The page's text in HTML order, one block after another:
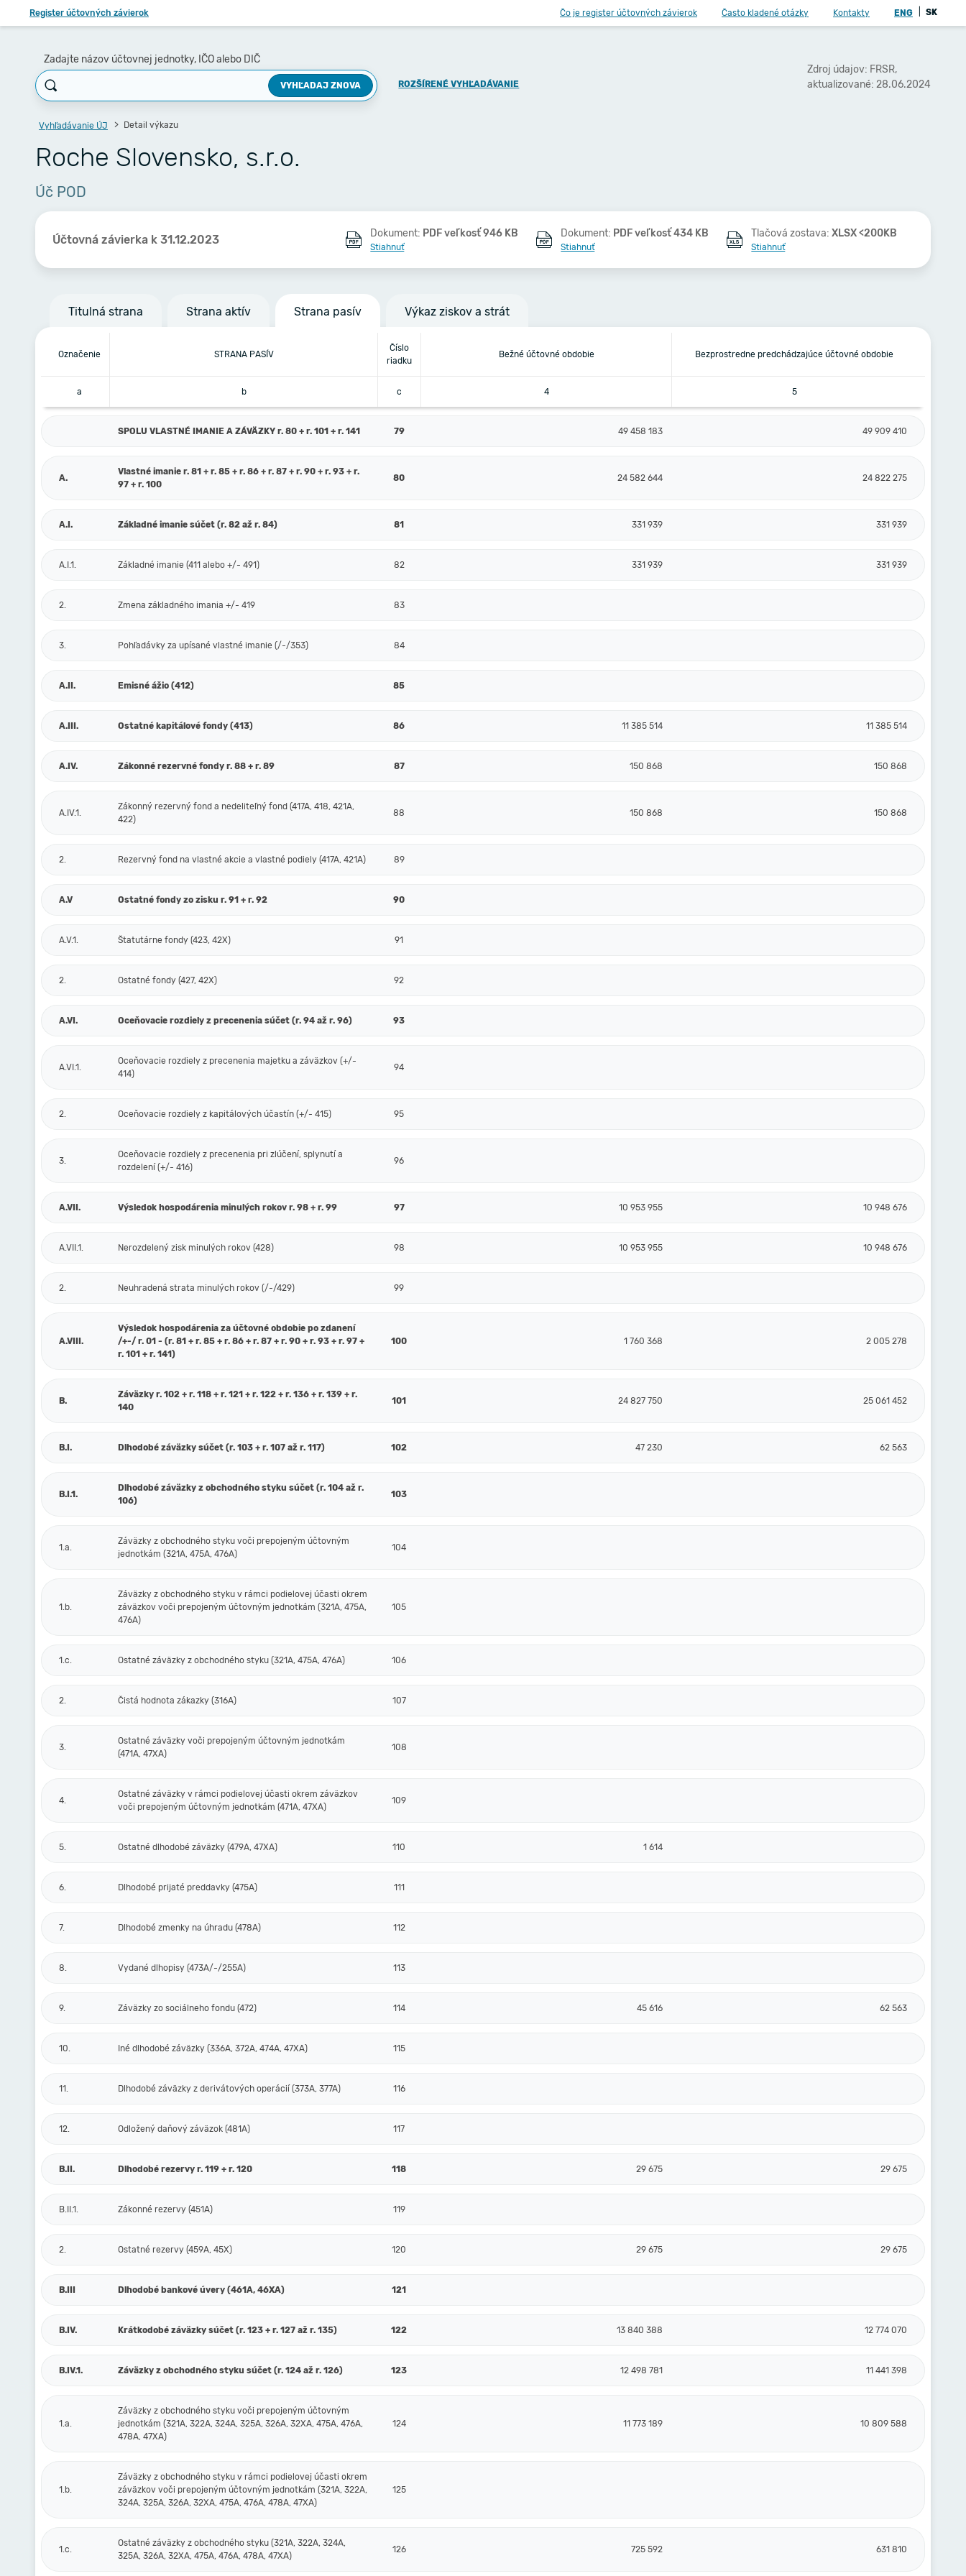
Register účtovných závierok Čo je register účtovných závierok Často kladené otázky Kontakty ENG SK
Zadajte názov účtovnej jednotky, IČO alebo DIČ
VYHĽADAJ ZNOVA ROZŠÍRENÉ VYHĽADÁVANIE
Zdroj údajov: FRSR,
aktualizované: 28.06.2024
Vyhľadávanie ÚJ Detail výkazu
Roche Slovensko, s.r.o.
Úč POD
Účtovná závierka k 31.12.2023 Dokument: PDF veľkosť 946 KB
Stiahnuť
Dokument: PDF veľkosť 434 KB
Stiahnuť
Tlačová zostava:XLSX <200KB
Stiahnuť
Titulná strana Strana aktív Strana pasív Výkaz ziskov a strát
Označenie STRANA PASÍV
Číslo
riadku
Bežné účtovné obdobie Bezprostredne predchádzajúce účtovné obdobie
a b c 4 5
SPOLU VLASTNÉ IMANIE A ZÁVÄZKY r. 80 + r. 101 + r. 141 79 49 458 183 49 909 410
A.
Vlastné imanie r. 81 + r. 85 + r. 86 + r. 87 + r. 90 + r. 93 + r.
97 + r. 100
80 24 582 644 24 822 275
A.I. Základné imanie súčet (r. 82 až r. 84) 81 331 939 331 939
A.I.1. Základné imanie (411 alebo +/- 491) 82 331 939 331 939
2. Zmena základného imania +/- 419 83
3. Pohľadávky za upísané vlastné imanie (/-/353) 84
A.II. Emisné ážio (412) 85
A.III. Ostatné kapitálové fondy (413) 86 11 385 514 11 385 514
A.IV. Zákonné rezervné fondy r. 88 + r. 89 87 150 868 150 868
A.IV.1.
Zákonný rezervný fond a nedeliteľný fond (417A, 418, 421A,
422)
88 150 868 150 868
2. Rezervný fond na vlastné akcie a vlastné podiely (417A, 421A) 89
A.V Ostatné fondy zo zisku r. 91 + r. 92 90
A.V.1. Štatutárne fondy (423, 42X) 91
2. Ostatné fondy (427, 42X) 92
A.VI. Oceňovacie rozdiely z precenenia súčet (r. 94 až r. 96) 93
A.VI.1.
Oceňovacie rozdiely z precenenia majetku a záväzkov (+/-
414)
94
2. Oceňovacie rozdiely z kapitálových účastín (+/- 415) 95
3.
Oceňovacie rozdiely z precenenia pri zlúčení, splynutí a
rozdelení (+/- 416)
96
A.VII. Výsledok hospodárenia minulých rokov r. 98 + r. 99 97 10 953 955 10 948 676
A.VII.1. Nerozdelený zisk minulých rokov (428) 98 10 953 955 10 948 676
2. Neuhradená strata minulých rokov (/-/429) 99
A.VIII.
Výsledok hospodárenia za účtovné obdobie po zdanení
/+-/ r. 01 - (r. 81 + r. 85 + r. 86 + r. 87 + r. 90 + r. 93 + r. 97 +
r. 101 + r. 141)
100 1 760 368 2 005 278
B.
Záväzky r. 102 + r. 118 + r. 121 + r. 122 + r. 136 + r. 139 + r.
140
101 24 827 750 25 061 452
B.I. Dlhodobé záväzky súčet (r. 103 + r. 107 až r. 117) 102 47 230 62 563
B.I.1.
Dlhodobé záväzky z obchodného styku súčet (r. 104 až r.
106)
103
1.a.
Záväzky z obchodného styku voči prepojeným účtovným
jednotkám (321A, 475A, 476A)
104
1.b.
Záväzky z obchodného styku v rámci podielovej účasti okrem
záväzkov voči prepojeným účtovným jednotkám (321A, 475A,
476A)
105
1.c. Ostatné záväzky z obchodného styku (321A, 475A, 476A) 106
2. Čistá hodnota zákazky (316A) 107
3.
Ostatné záväzky voči prepojeným účtovným jednotkám
(471A, 47XA)
108
4.
Ostatné záväzky v rámci podielovej účasti okrem záväzkov
voči prepojeným účtovným jednotkám (471A, 47XA)
109
5. Ostatné dlhodobé záväzky (479A, 47XA) 110 1 614
6. Dlhodobé prijaté preddavky (475A) 111
7. Dlhodobé zmenky na úhradu (478A) 112
8. Vydané dlhopisy (473A/-/255A) 113
9. Záväzky zo sociálneho fondu (472) 114 45 616 62 563
10. Iné dlhodobé záväzky (336A, 372A, 474A, 47XA) 115
11. Dlhodobé záväzky z derivátových operácií (373A, 377A) 116
12. Odložený daňový záväzok (481A) 117
B.II. Dlhodobé rezervy r. 119 + r. 120 118 29 675 29 675
B.II.1. Zákonné rezervy (451A) 119
2. Ostatné rezervy (459A, 45X) 120 29 675 29 675
B.III Dlhodobé bankové úvery (461A, 46XA) 121
B.IV. Krátkodobé záväzky súčet (r. 123 + r. 127 až r. 135) 122 13 840 388 12 774 070
B.IV.1. Záväzky z obchodného styku súčet (r. 124 až r. 126) 123 12 498 781 11 441 398
1.a.
Záväzky z obchodného styku voči prepojeným účtovným
jednotkám (321A, 322A, 324A, 325A, 326A, 32XA, 475A, 476A,
478A, 47XA)
124 11 773 189 10 809 588
1.b.
Záväzky z obchodného styku v rámci podielovej účasti okrem
záväzkov voči prepojeným účtovným jednotkám (321A, 322A,
324A, 325A, 326A, 32XA, 475A, 476A, 478A, 47XA)
125
1.c.
Ostatné záväzky z obchodného styku (321A, 322A, 324A,
325A, 326A, 32XA, 475A, 476A, 478A, 47XA)
126 725 592 631 810